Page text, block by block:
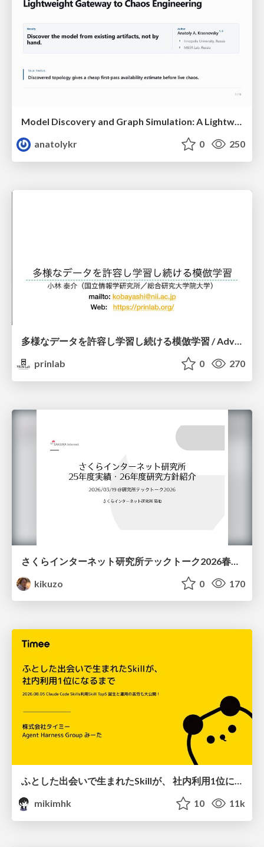
anatolykr
0 250
多様なデータを許容し学習し続ける模倣学習 / Advanced Imitation Learning for VLA
prinlab
0 270
kikuzo
0 170
ふとした出会いで生まれたSkillが、 社内利用1位になるまで
mikimhk
10 11k